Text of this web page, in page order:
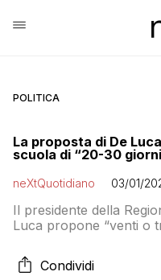
POLITICA
La proposta di De
scuola di “20-30
neXtQuotidiano 03/01/
Il presidente della
Luca propone “venti o
vasta campagna di
popolazione
Condividi